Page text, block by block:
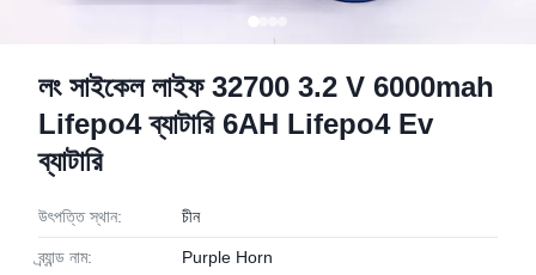
লং সাইকেল লাইফ 32700 3.2 V 6000mah
Lifepo4 ব্যাটারি 6AH Lifepo4 Ev
ব্যাটারি
উৎপত্তি স্থান: চীন
ব্র্যান্ড নাম: Purple Horn